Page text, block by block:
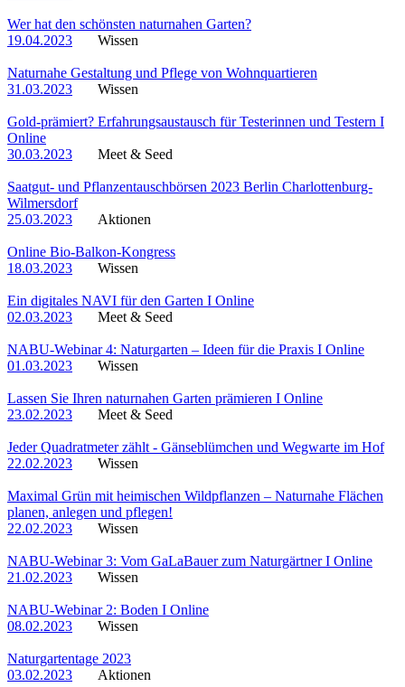
Wer hat den schönsten naturnahen Garten?
19.04.2023
Wissen
Naturnahe Gestaltung und Pflege von Wohnquartieren
31.03.2023
Wissen
Gold-prämiert? Erfahrungsaustausch für Testerinnen und Testern I
Online
30.03.2023
Meet & Seed
Saatgut- und Pflanzentauschbörsen 2023 Berlin Charlottenburg-
Wilmersdorf
25.03.2023
Aktionen
Online Bio-Balkon-Kongress
18.03.2023
Wissen
Ein digitales NAVI für den Garten I Online
02.03.2023
Meet & Seed
NABU-Webinar 4: Naturgarten – Ideen für die Praxis I Online
01.03.2023
Wissen
Lassen Sie Ihren naturnahen Garten prämieren I Online
23.02.2023
Meet & Seed
Jeder Quadratmeter zählt - Gänseblümchen und Wegwarte im Hof
22.02.2023
Wissen
Maximal Grün mit heimischen Wildpflanzen – Naturnahe Flächen
planen, anlegen und pflegen!
22.02.2023
Wissen
NABU-Webinar 3: Vom GaLaBauer zum Naturgärtner I Online
21.02.2023
Wissen
NABU-Webinar 2: Boden I Online
08.02.2023
Wissen
Naturgartentage 2023
03.02.2023
Aktionen